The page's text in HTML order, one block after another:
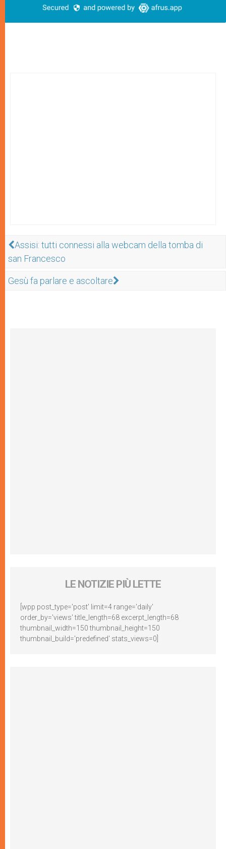
Assisi: tutti connessi alla webcam della tomba di
san Francesco
Gesù fa parlare e ascoltare
LE NOTIZIE PIÙ LETTE
[wpp post_type='post' limit=4 range='daily'
order_by='views' title_length=68 excerpt_length=68
thumbnail_width=150 thumbnail_height=150
thumbnail_build='predefined' stats_views=0]